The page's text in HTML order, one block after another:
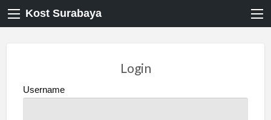
Kost Surabaya
Login
Username